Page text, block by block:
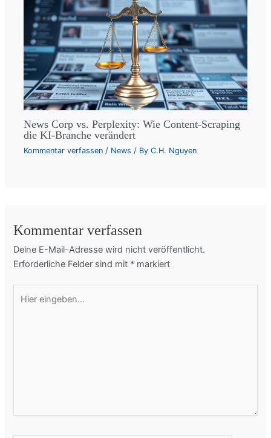
News Corp vs. Perplexity: Wie Content-Scraping
die KI-Branche verändert
Kommentar verfassen / News / ByC.H. Nguyen
Kommentar verfassen
Deine E-Mail-Adresse wird nicht veröffentlicht.
Erforderliche Felder sind mit * markiert
eingeben…